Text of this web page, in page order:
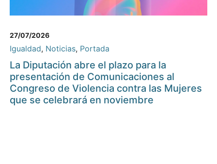
27/07/2026
Igualdad, Noticias, Portada
La Diputación abre el plazo para la
presentación de Comunicaciones al
Congreso de Violencia contra las Mujeres
que se celebrará en noviembre